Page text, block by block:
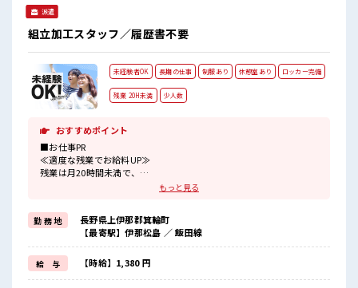
派遣
組立加工スタッフ／履歴書不要
未経験者OK 長期の仕事 制服あり 休憩室あり ロッカー完備
残業 20H未満 少人数
おすすめポイント
■お仕事PR
≪適度な残業でお給料UP≫
残業は月20時間未満で、
≪未経験でも活躍できる≫
新しいことにチャレンジするのは不安だけど、
しっかり働く環境が整っています！
イチからスキルUP・ステップUP目指していきましょう！
≪自分に合った期間で働ける≫
福利厚生が整った派遣のお仕事です！
もっと見る
勤 務 地
長野県上伊那郡箕輪町
【最寄駅】伊那松島 ／ 飯田線
給 与 【時給】1,380 円